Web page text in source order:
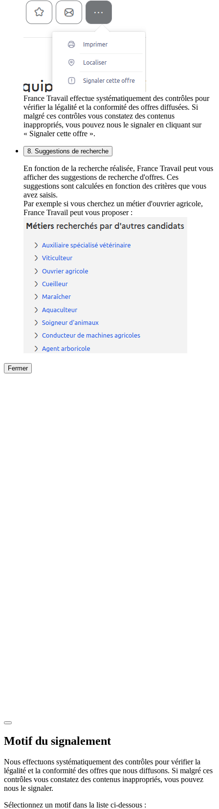
France Travail effectue systématiquement des contrôles pour
vérifier la légalité et la conformité des offres diffusées. Si
malgré ces contrôles vous constatez des contenus
inappropriés, vous pouvez nous le signaler en cliquant sur
« Signaler cette offre ».
8. Suggestions de recherche
En fonction de la recherche réalisée, France Travail peut vous
afficher des suggestions de recherche d'offres. Ces
suggestions sont calculées en fonction des critères que vous
avez saisis.
Par exemple si vous cherchez un métier d'ouvrier agricole,
France Travail peut vous proposer :
Fermer
Motif du signalement
Nous effectuons systématiquement des contrôles pour vérifier la
légalité et la conformité des offres que nous diffusons. Si malgré ces
contrôles vous constatez des contenus inappropriés, vous pouvez
nous le signaler.
Sélectionnez un motif dans la liste ci-dessous :